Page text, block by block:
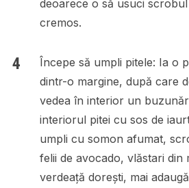
deoarece o să usuci
cremos.
Începe să umpli pitele: Ia o
dintr-o margine, după care
vedea în interior un
interiorul pitei cu sos de
umpli cu somon afumat,
felii de avocado, vlăstari din
verdeață dorești, mai